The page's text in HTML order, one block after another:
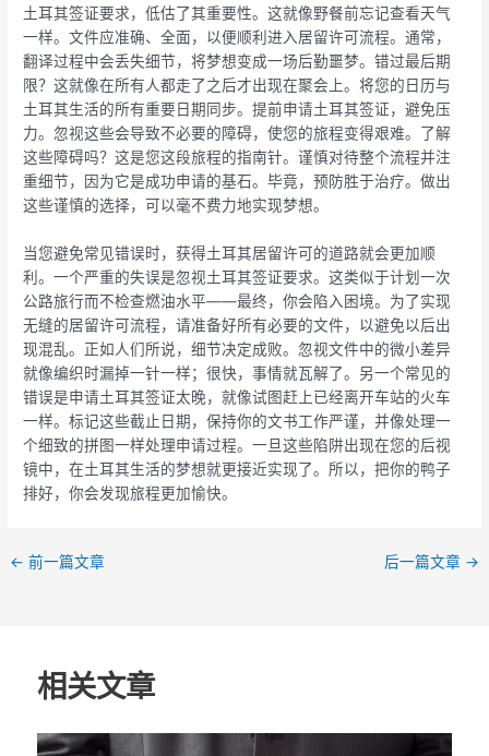
土耳其签证要求，低估了其重要性。这就像野餐前忘记查看天气
一样。文件应准确、全面，以便顺利进入居留许可流程。通常，
翻译过程中会丢失细节，将梦想变成一场后勤噩梦。错过最后期
限？这就像在所有人都走了之后才出现在聚会上。将您的日历与
土耳其生活的所有重要日期同步。提前申请土耳其签证，避免压
力。忽视这些会导致不必要的障碍，使您的旅程变得艰难。了解
这些障碍吗？这是您这段旅程的指南针。谨慎对待整个流程并注
重细节，因为它是成功申请的基石。毕竟，预防胜于治疗。做出
这些谨慎的选择，可以毫不费力地实现梦想。
当您避免常见错误时，获得土耳其居留许可的道路就会更加顺
利。一个严重的失误是忽视土耳其签证要求。这类似于计划一次
公路旅行而不检查燃油水平——最终，你会陷入困境。为了实现
无缝的居留许可流程，请准备好所有必要的文件，以避免以后出
现混乱。正如人们所说，细节决定成败。忽视文件中的微小差异
就像编织时漏掉一针一样；很快，事情就瓦解了。另一个常见的
错误是申请土耳其签证太晚，就像试图赶上已经离开车站的火车
一样。标记这些截止日期，保持你的文书工作严谨，并像处理一
个细致的拼图一样处理申请过程。一旦这些陷阱出现在您的后视
镜中，在土耳其生活的梦想就更接近实现了。所以，把你的鸭子
排好，你会发现旅程更加愉快。
← 前一篇文章 后一篇文章 →
相关文章